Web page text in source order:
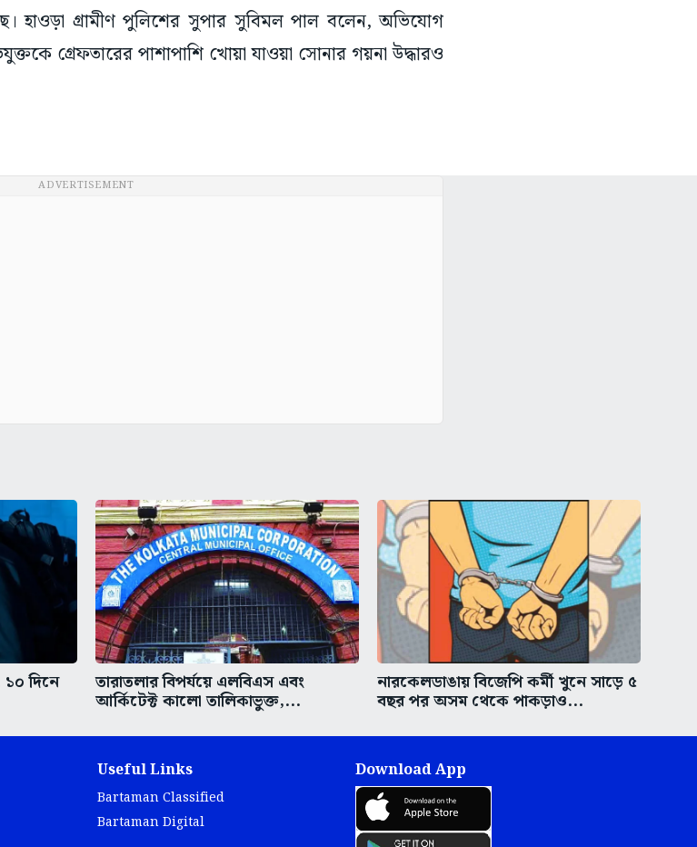
হাওড়া গ্রামীণ পুলিশের সুপার সুবিমল পাল বলেন, অভিযোগ
গ্রেফতারের পাশাপাশি খোয়া যাওয়া সোনার গয়না উদ্ধারও
ADVERTISEMENT
১০ দিনে তারাতলার বিপর্যয়ে এলবিএস এবং
আর্কিটেক্ট কালো তালিকাভুক্ত,...
নারকেলডাঙায় বিজেপি কর্মী খুনে সাড়ে ৫
বছর পর অসম থেকে পাকড়াও...
Useful Links
Bartaman Classified
Bartaman Digital
Download App